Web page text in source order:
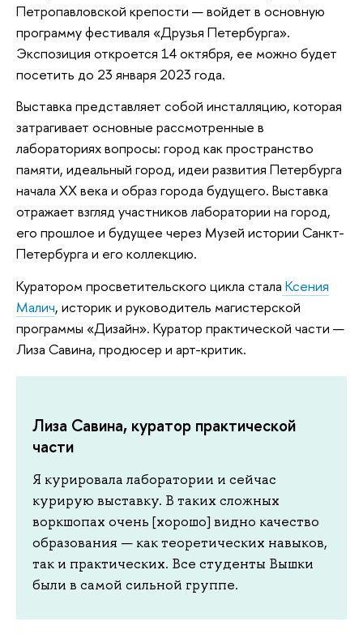
Петропавловской крепости — войдет в основную
программу фестиваля «Друзья Петербурга».
Экспозиция откроется 14 октября, ее можно будет
посетить до 23 января 2023 года.
Выставка представляет собой инсталляцию, которая
затрагивает основные рассмотренные в
лабораториях вопросы: город как пространство
памяти, идеальный город, идеи развития Петербурга
начала XX века и образ города будущего. Выставка
отражает взгляд участников лаборатории на город,
его прошлое и будущее через Музей истории Санкт-
Петербурга и его коллекцию.
Куратором просветительского цикла стала Ксения
Малич, историк и руководитель магистерской
программы «Дизайн». Куратор практической части —
Лиза Савина, продюсер и арт-критик.
Лиза Савина, куратор практической
части
Я курировала лаборатории и сейчас
курирую выставку. В таких сложных
воркшопах очень [хорошо] видно качество
образования — как теоретических навыков,
так и практических. Все студенты Вышки
были в самой сильной группе.